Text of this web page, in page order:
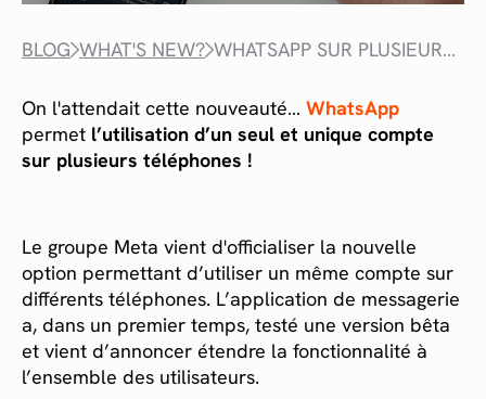
BLOG WHAT'S NEW? WHATSAPP SUR PLUSIEURS TÉLÉPHONES
On l'attendait cette nouveauté… WhatsApp
permet l’utilisation d’un seul et unique compte
sur plusieurs téléphones !
Le groupe Meta vient d'officialiser la nouvelle
option permettant d’utiliser un même compte sur
différents téléphones. L’application de messagerie
a, dans un premier temps, testé une version bêta
et vient d’annoncer étendre la fonctionnalité à
l’ensemble des utilisateurs.